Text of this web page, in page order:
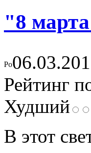
"8
Рейтинг
Худший
В этот